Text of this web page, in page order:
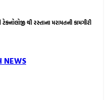
થી રસ્તાના મરામતની કામગીરી
NEWS